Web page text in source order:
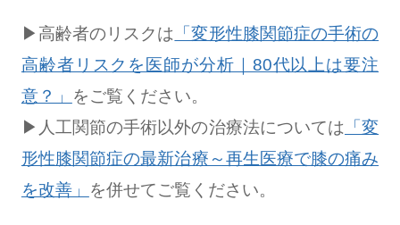
▶︎高齢者のリスクは
「変形性膝関節症の手術の
高齢者リスクを医師が分析｜80代以上は要注
意？」
をご覧ください。
▶︎人工関節の手術以外の治療法については 「変
形性膝関節症の最新治療～再生医療で膝の痛み
を改善」
を併せてご覧ください。